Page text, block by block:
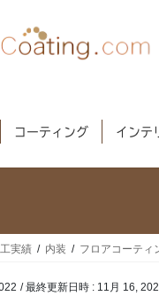
コーティング インテ
実績 内装 フロアコーティ
/ 最終更新日時 : 11月 16,